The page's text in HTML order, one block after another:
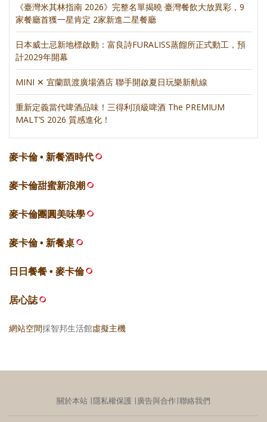
《臺灣米其林指南 2026》完整名單揭曉 臺灣餐飲大放異彩，9
家餐廳首獲一星肯定 2家新進二星餐廳
日本威士忌新地標啟動：富良詩FURALISS蒸餾所正式動工，預
計2029年開幕
MINI ✕ 宜蘭凱渡廣場酒店 聯手開啟夏日玩樂新航線
重新定義當代啤酒品味！三得利頂級啤酒 The PREMIUM
MALT’S 2026 質感進化！
麥卡倫 • 新餐酒時代
麥卡倫甜蜜新浪潮
麥卡倫團圓美味學
麥卡倫 • 新餐桌
日日餐餐 • 麥卡倫
居心誌
網站空間採智邦生活館虛擬主機
關於本站 ∣隱私權保護 ∣ 廣告與合作∣聯絡我們